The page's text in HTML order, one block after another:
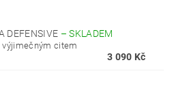
DEFENSIVE –SKLADEM
výjimečným citem
3 090 Kč